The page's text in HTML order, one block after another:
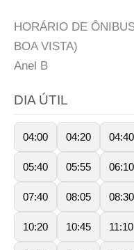
HORÁRIO DE
BOA VISTA)
Anel
B
DIA ÚTIL
04:00 04:20 04:40
05:40 05:55 06:10
07:40 08:05 08:30
10:20 10:45 11:10